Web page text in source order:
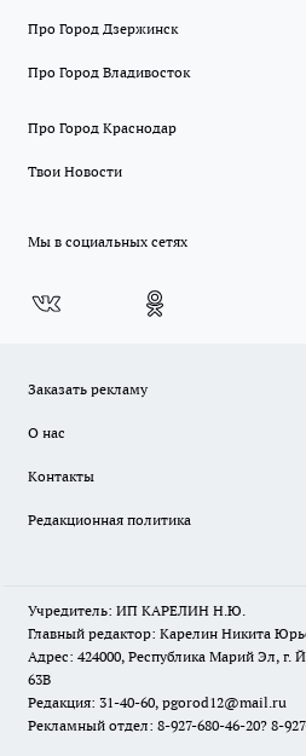
Про Город Дзержинск
Про Город Владивосток
Про Город Краснодар
Твои Новости
Мы в социальных сетях
Заказать рекламу
О нас
Контакты
Редакционная политика
Учредитель: ИП КАРЕЛИН Н.Ю.
Главный редактор: Карелин Никита
Адрес: 424000, Республика Марий Эл, г.
63В
Редакция: 31-40-60, pgorod12@mail.ru
Рекламный отдел: 8-927-680-46-20? 8-